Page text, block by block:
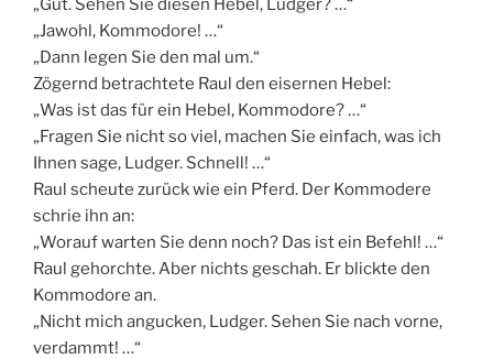
„Gut. Sehen Sie diesen Hebel, Ludger? …“
„Jawohl, Kommodore! …“
„Dann legen Sie den mal um.“
Zögernd betrachtete Raul den eisernen Hebel:
„Was ist das für ein Hebel, Kommodore? …“
„Fragen Sie nicht so viel, machen Sie einfach, was ich
Ihnen sage, Ludger. Schnell! …“
Raul scheute zurück wie ein Pferd. Der Kommodere
schrie ihn an:
„Worauf warten Sie denn noch? Das ist ein Befehl! …“
Raul gehorchte. Aber nichts geschah. Er blickte den
Kommodore an.
„Nicht mich angucken, Ludger. Sehen Sie nach vorne,
verdammt! …“